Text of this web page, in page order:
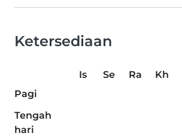
Ketersediaan
Is Se Ra Kh
Pagi
Tengah
hari